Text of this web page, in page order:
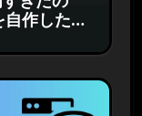
作した